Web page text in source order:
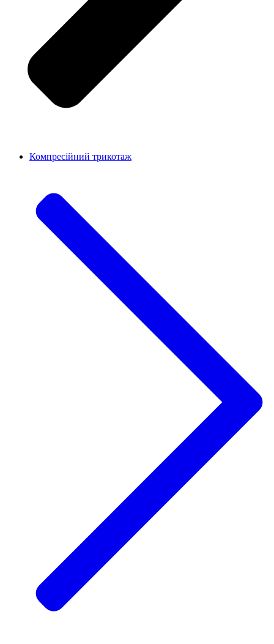
Компресійний трикотаж